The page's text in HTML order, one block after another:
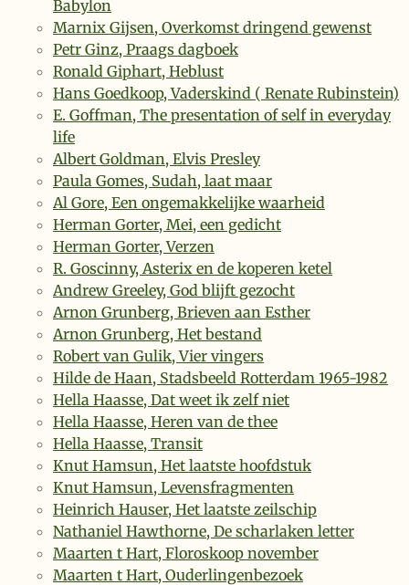
Babylon
Marnix Gijsen, Overkomst dringend gewenst
Petr Ginz, Praags dagboek
Ronald Giphart, Heblust
Hans Goedkoop, Vaderskind ( Renate Rubinstein)
E. Goffman, The presentation of self in everyday
life
Albert Goldman, Elvis Presley
Paula Gomes, Sudah, laat maar
Al Gore, Een ongemakkelijke waarheid
Herman Gorter, Mei, een gedicht
Herman Gorter, Verzen
R. Goscinny, Asterix en de koperen ketel
Andrew Greeley, God blijft gezocht
Arnon Grunberg, Brieven aan Esther
Arnon Grunberg, Het bestand
Robert van Gulik, Vier vingers
Hilde de Haan, Stadsbeeld Rotterdam 1965-1982
Hella Haasse, Dat weet ik zelf niet
Hella Haasse, Heren van de thee
Hella Haasse, Transit
Knut Hamsun, Het laatste hoofdstuk
Knut Hamsun, Levensfragmenten
Heinrich Hauser, Het laatste zeilschip
Nathaniel Hawthorne, De scharlaken letter
Maarten t Hart, Floroskoop november
Maarten t Hart, Ouderlingenbezoek